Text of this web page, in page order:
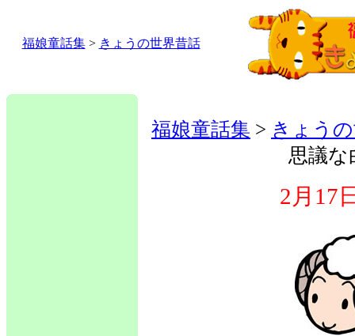
福娘童話集> きょうの世界昔話
福娘童話集 > きょう
思議な
2月17